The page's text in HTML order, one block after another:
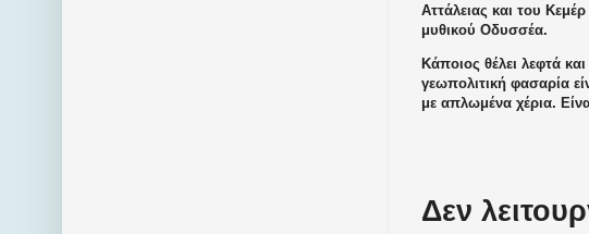
Αττάλειας και του
μυθικού Οδυσσέα.
Κάποιος θέλει λεφτά
γεωπολιτική φασαρία
με απλωμένα χέρια.
Δεν